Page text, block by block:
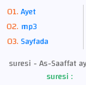
Ayet
mp3
Sayfada
suresi - As-Saaffat
suresi :